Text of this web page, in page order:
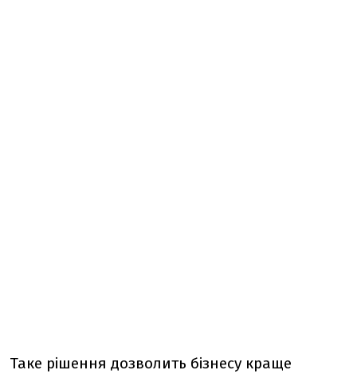
Таке рішення дозволить бізнесу краще